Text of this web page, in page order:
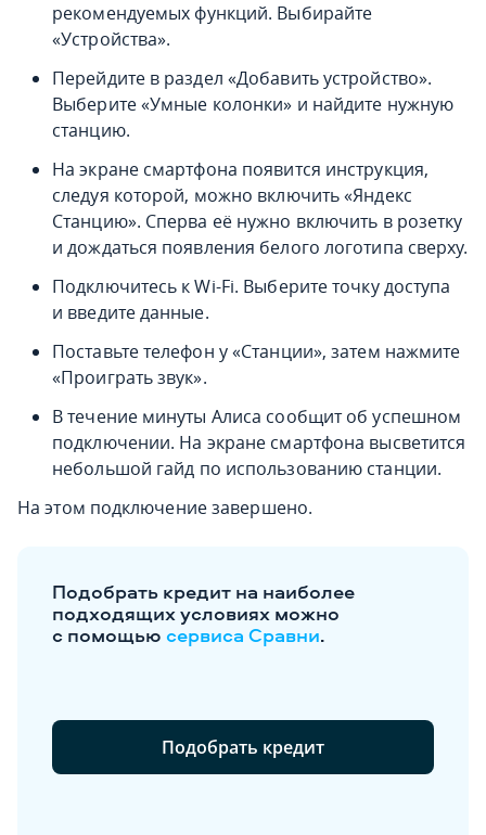
рекомендуемых функций. Выбирайте
«Устройства».
Перейдите в раздел «Добавить устройство».
Выберите «Умные колонки» и найдите нужную
станцию.
На экране смартфона появится инструкция,
следуя которой, можно включить «Яндекс
Станцию». Сперва её нужно включить в розетку
и дождаться появления белого логотипа сверху.
Подключитесь к Wi-Fi. Выберите точку доступа
и введите данные.
Поставьте телефон у «Станции», затем нажмите
«Проиграть звук».
В течение минуты Алиса сообщит об успешном
подключении. На экране смартфона высветится
небольшой гайд по использованию станции.
На этом подключение завершено.
Подобрать кредит на наиболее
подходящих условиях можно
с помощью сервиса Сравни.
Подобрать кредит